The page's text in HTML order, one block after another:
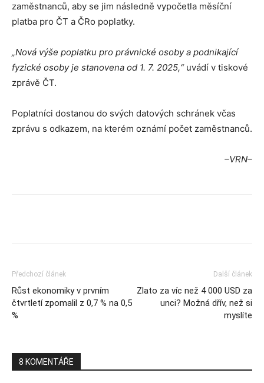
zaměstnanců, aby se jim následně vypočetla měsíční
platba pro ČT a ČRo poplatky.
„Nová výše poplatku pro právnické osoby a podnikající
fyzické osoby je stanovena od 1. 7. 2025,“ uvádí v tiskové
zprávě ČT.
Poplatníci dostanou do svých datových schránek včas
zprávu s odkazem, na kterém oznámí počet zaměstnanců.
–VRN–
Předchozí článek
Růst ekonomiky v prvním
čtvrtletí zpomalil z 0,7 % na 0,5
%
Další článek
Zlato za víc než 4 000 USD za
unci? Možná dřív, než si
myslíte
8 KOMENTÁŘE